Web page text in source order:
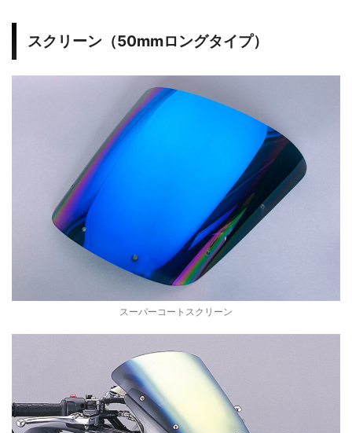
0
1
0
スクリーン（50mmロングタイプ）
スーパーコートスクリーン